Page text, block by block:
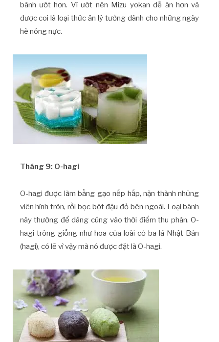
bánh ướt hơn. Vì ướt nên Mizu yokan dễ ăn hơn và
được coi là loại thức ăn lý tưởng dành cho những ngày
hè nóng nực.
Tháng 9: O-hagi
O-hagi được làm bằng gạo nếp hấp, nặn thành những
viên hình tròn, rồi bọc bột đậu đỏ bên ngoài. Loại bánh
này thường để dâng cúng vào thời điểm thu phân. O-
hagi trông giống như hoa của loài cỏ ba lá Nhật Bản
(hagi), có lẽ vì vậy mà nó được đặt là O-hagi.